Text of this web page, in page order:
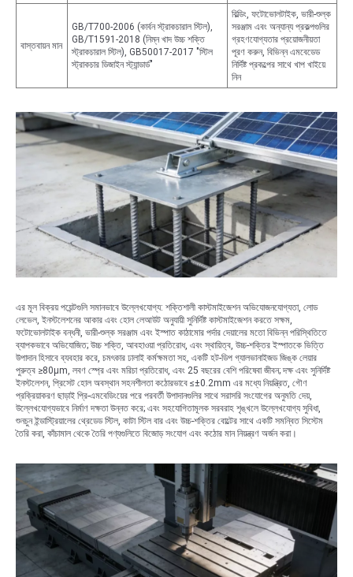
বাস্তবায়ন মান
GB/T700-2006 (কার্বন স্ট্রাকচারাল স্টিল),
GB/T1591-2018 (নিম্ন খাদ উচ্চ শক্তি
স্ট্রাকচারাল স্টিল), GB50017-2017 "স্টিল
স্ট্রাকচার ডিজাইন স্ট্যান্ডার্ড"
বিল্ডিং, ফটোভোলটাইক, ভারী-শুল্ক
সরঞ্জাম এবং অন্যান্য প্রকল্পগুলির
গ্রহণযোগ্যতার প্রয়োজনীয়তা
পূরণ করুন, বিভিন্ন এমবেডেড
নির্দিষ্ট প্রকল্পের সাথে খাপ খাইয়ে
নিন
এর মূল বিক্রয় পয়েন্টগুলি সমানভাবে উল্লেখযোগ্য: শক্তিশালী কাস্টমাইজেশন অভিযোজনযোগ্যতা, লোড
লেভেল, ইনস্টলেশনের আকার এবং হোল লেআউট অনুযায়ী সুনির্দিষ্ট কাস্টমাইজেশন করতে সক্ষম,
ফটোভোলটাইক বন্ধনী, ভারী-শুল্ক সরঞ্জাম এবং ইস্পাত কাঠামোর পর্দার দেয়ালের মতো বিভিন্ন পরিস্থিতিতে
ব্যাপকভাবে অভিযোজিত; উচ্চ শক্তি, আবহাওয়া প্রতিরোধ, এবং স্থায়িত্ব, উচ্চ-শক্তির ইস্পাতকে ভিত্তি
উপাদান হিসাবে ব্যবহার করে, চমৎকার ঢালাই কর্মক্ষমতা সহ, একটি হট-ডিপ গ্যালভানাইজড জিঙ্ক লেয়ার
পুরুত্ব ≥80μm, লবণ স্প্রে এবং মরিচা প্রতিরোধ, এবং 25 বছরের বেশি পরিষেবা জীবন; দক্ষ এবং সুনির্দিষ্ট
ইনস্টলেশন, প্রিসেট হোল অবস্থান সহনশীলতা কঠোরভাবে ≤±0.2mm এর মধ্যে নিয়ন্ত্রিত, গৌণ
প্রক্রিয়াকরণ ছাড়াই প্রি-এমবেডিংয়ের পরে পরবর্তী উপাদানগুলির সাথে সরাসরি সংযোগের অনুমতি দেয়,
উল্লেখযোগ্যভাবে নির্মাণ দক্ষতা উন্নত করে; এবং সহযোগিতামূলক সরবরাহ শৃঙ্খলে উল্লেখযোগ্য সুবিধা,
শুনচুন ইন্ডাস্ট্রিয়ালের থ্রেডেড স্টিল, কাটা স্টিল বার এবং উচ্চ-শক্তির বোল্টের সাথে একটি সমন্বিত সিস্টেম
তৈরি করা, কাঁচামাল থেকে তৈরি পণ্যগুলিতে বিজোড় সংযোগ এবং কঠোর মান নিয়ন্ত্রণ অর্জন করা।